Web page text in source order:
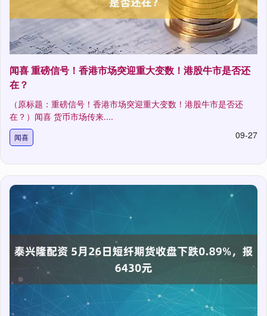
闻喜 重磅信号！香港市场突迎重大变数！港股牛市是否还
在？
（原标题：重磅信号！香港市场突迎重大变数！港股牛市是否还
在？）闻喜 货币市场传来....
闻喜 09-27